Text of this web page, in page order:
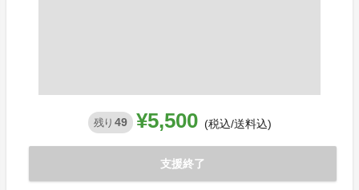
残り 49 ¥5,500 (税込/送料込)
支援終了